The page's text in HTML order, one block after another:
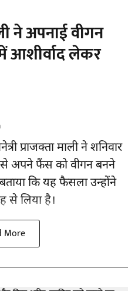
ने अपनाई वीगन
आशीर्वाद लेकर
प्राजक्ता माली ने शनिवार
से अपने फैंस को वीगन बनने
कि यह फैसला उन्होंने
से लिया है।
More